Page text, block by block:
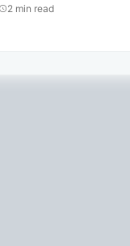
2 min read